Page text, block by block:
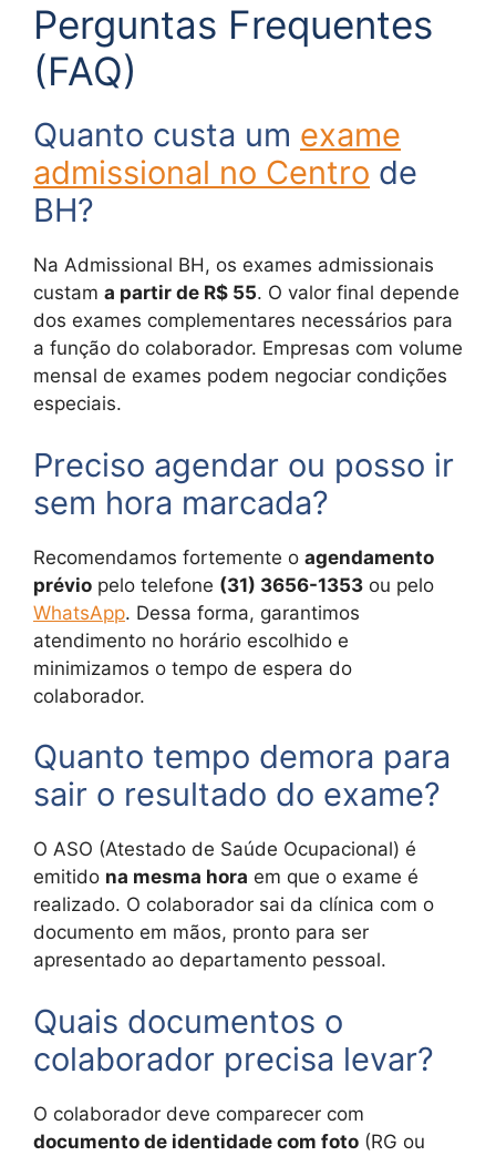
Perguntas Frequentes
(FAQ)
Quanto custa um exame
admissional no Centro de
BH?
Na Admissional BH, os exames admissionais
custam a partir de R$ 55. O valor final depende
dos exames complementares necessários para
a função do colaborador. Empresas com volume
mensal de exames podem negociar condições
especiais.
Preciso agendar ou posso ir
sem hora marcada?
Recomendamos fortemente o agendamento
prévio pelo telefone (31) 3656-1353 ou pelo
WhatsApp. Dessa forma, garantimos
atendimento no horário escolhido e
minimizamos o tempo de espera do
colaborador.
Quanto tempo demora para
sair o resultado do exame?
O ASO (Atestado de Saúde Ocupacional) é
emitido na mesma hora em que o exame é
realizado. O colaborador sai da clínica com o
documento em mãos, pronto para ser
apresentado ao departamento pessoal.
Quais documentos o
colaborador precisa levar?
O colaborador deve comparecer com
documento de identidade com foto (RG ou